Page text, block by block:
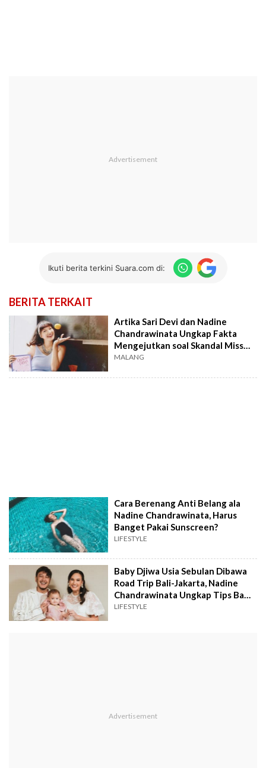
Ikuti berita terkini Suara.com di:
BERITA TERKAIT
Artika Sari Devi dan Nadine
Chandrawinata Ungkap Fakta
Mengejutkan soal Skandal Miss
Universe Indonesia 2023
MALANG
Cara Berenang Anti Belang ala
Nadine Chandrawinata, Harus
Banget Pakai Sunscreen?
LIFESTYLE
Baby Djiwa Usia Sebulan Dibawa
Road Trip Bali-Jakarta, Nadine
Chandrawinata Ungkap Tips Bawa
Bayi Perjalanan Jauh
LIFESTYLE